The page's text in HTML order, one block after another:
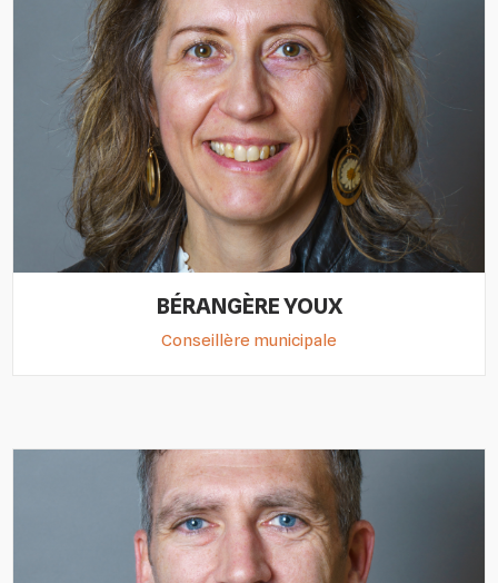
BÉRANGÈRE YOUX
Conseillère municipale